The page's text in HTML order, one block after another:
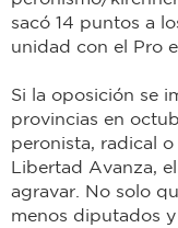
sacó 14 puntos a
unidad con el Pro
Si la oposición se
provincias en
peronista, radical
Libertad Avanza,
agravar. No solo
menos diputados